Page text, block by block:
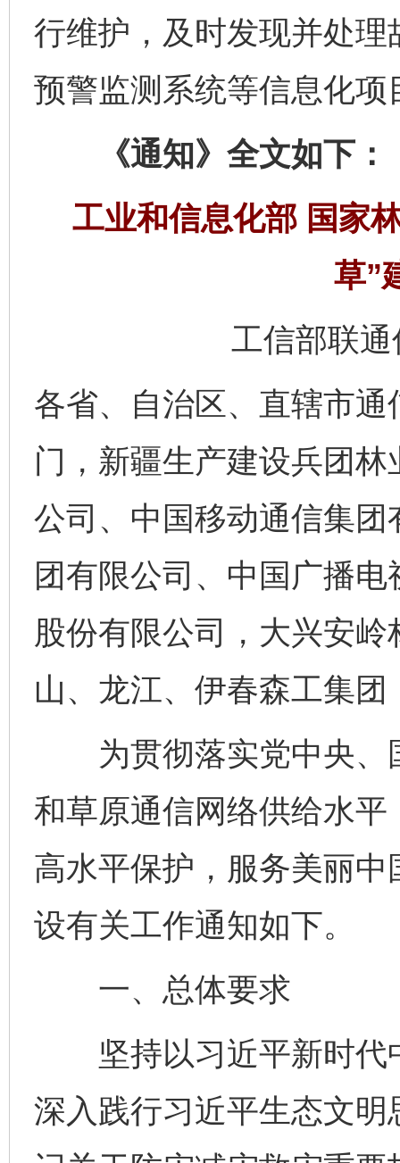
行维护，及时发现并处
预警监测系统等信息化
《通知》全文如下：
工业和信息化部 国家
草”
工信部联
各省、自治区、直辖市
门，新疆生产建设兵团
公司、中国移动通信集
团有限公司、中国广播
股份有限公司，大兴安
山、龙江、伊春森工集团
为贯彻落实党中央、
和草原通信网络供给水
高水平保护，服务美丽中
设有关工作通知如下。
一、总体要求
坚持以习近平新时代
深入践行习近平生态文